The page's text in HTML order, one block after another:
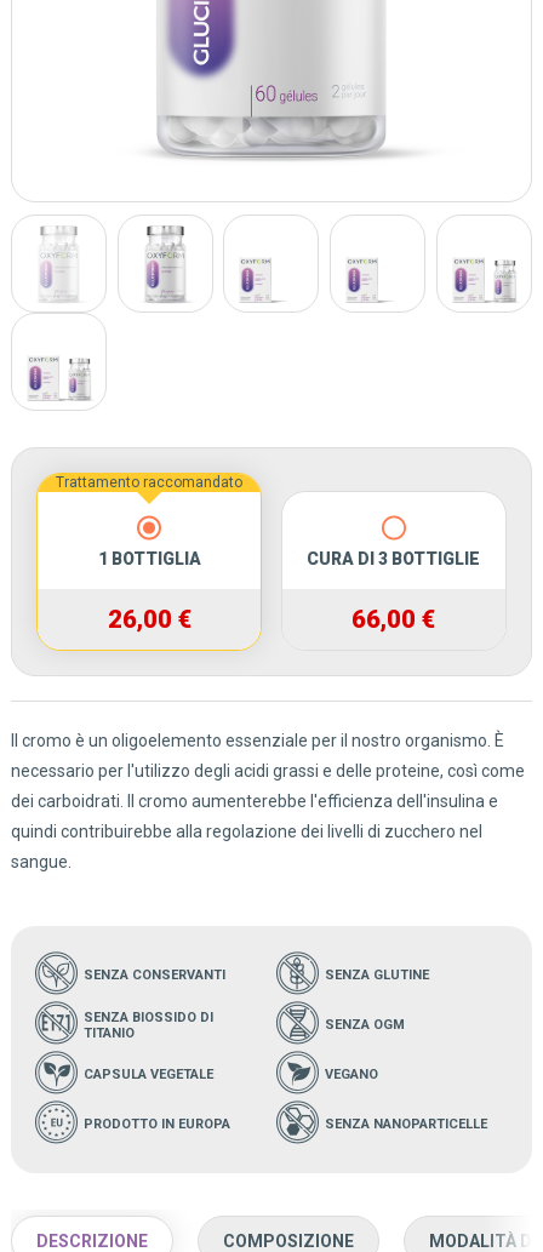
Trattamento raccomandato
1 BOTTIGLIA
26,00 €
CURA DI 3 BOTTIGLIE
66,00 €
Il cromo è un oligoelemento essenziale per il nostro organismo. È
necessario per l'utilizzo degli acidi grassi e delle proteine, così come
dei carboidrati. Il cromo aumenterebbe l'efficienza dell'insulina e
quindi contribuirebbe alla regolazione dei livelli di zucchero nel
sangue.
SENZA CONSERVANTI SENZA GLUTINE
SENZA BIOSSIDO DI
TITANIO
SENZA OGM
CAPSULA VEGETALE VEGANO
PRODOTTO IN EUROPA SENZA NANOPARTICELLE
DESCRIZIONE COMPOSIZIONE MODALITÀ